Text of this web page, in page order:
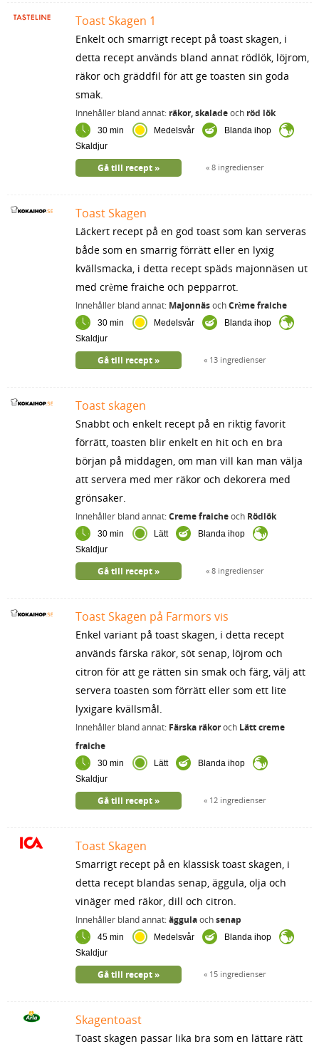
Toast Skagen 1
Enkelt och smarrigt recept på toast skagen, i
detta recept används bland annat rödlök, löjrom,
räkor och gräddfil för att ge toasten sin goda
smak.
Innehåller bland annat: räkor, skaladeoch röd lök
30 min Medelsvår
Blanda ihop
Skaldjur
8 ingredienser
Gå till recept
Toast Skagen
Läckert recept på en god toast som kan serveras
både som en smarrig förrätt eller en lyxig
kvällsmacka, i detta recept späds majonnäsen ut
med crème fraiche och pepparrot.
Innehåller bland annat: MajonnäsochCrème fraiche
30 min Medelsvår
Blanda ihop
Skaldjur
13 ingredienser
Gå till recept
Toast skagen
Snabbt och enkelt recept på en riktig favorit
förrätt, toasten blir enkelt en hit och en bra
början på middagen, om man vill kan man välja
att servera med mer räkor och dekorera med
grönsaker.
Innehåller bland annat:Creme fraicheoch Rödlök
30 min Lätt
Blanda ihop
Skaldjur
8 ingredienser
Gå till recept
Toast Skagen på Farmors vis
Enkel variant på toast skagen, i detta recept
används färska räkor, söt senap, löjrom och
citron för att ge rätten sin smak och färg, välj att
servera toasten som förrätt eller som ett lite
lyxigare kvällsmål.
Innehåller bland annat: Färska räkoroch Lätt creme
fraiche
30 min Lätt
Blanda ihop
Skaldjur
12 ingredienser
Gå till recept
Toast Skagen
Smarrigt recept på en klassisk toast skagen, i
detta recept blandas senap, äggula, olja och
vinäger med räkor, dill och citron.
Innehåller bland annat:äggulaochsenap
45 min Medelsvår
Blanda ihop
Skaldjur
15 ingredienser
Gå till recept
Skagentoast
Toast skagen passar lika bra som en lättare rätt